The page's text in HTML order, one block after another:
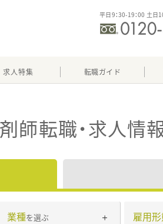
平日9：30-19：00 土日
求人特集 転職ガイド
師転職・求人情
業種を選ぶ 雇用